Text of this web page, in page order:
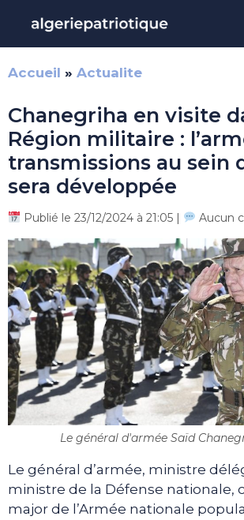
contenu
Accueil » Actualite
Chanegriha en visite
Région militaire :
transmissions au sein
sera développée
Publié le 23/12/2024 à 21:05 | Aucun
Le général d'armée Saïd
Le général d’armée, ministre
ministre de la Défense nationale,
major de l’Armée nationale